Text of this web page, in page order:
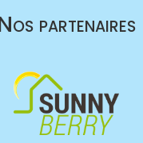
partenaires